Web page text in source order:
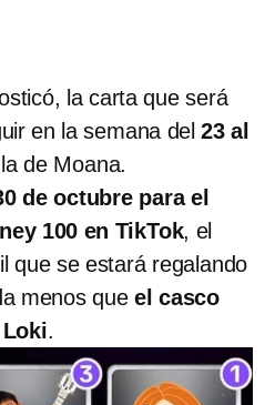
la carta que será
en la semana del23 al
de Moana.
de octubre para el
100 en TikTok, el
que se estará regalando
menos que el casco
.